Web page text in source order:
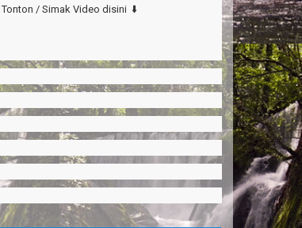
Tonton / Simak Video disini ⬇️